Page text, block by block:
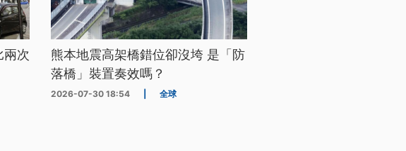
兩次
熊本地震高架橋錯位卻沒垮 是「防
落橋」裝置奏效嗎？
2026-07-30 18:54 全球